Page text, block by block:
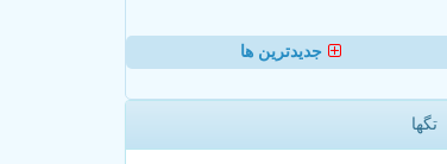
جدیدترین ها
تگها